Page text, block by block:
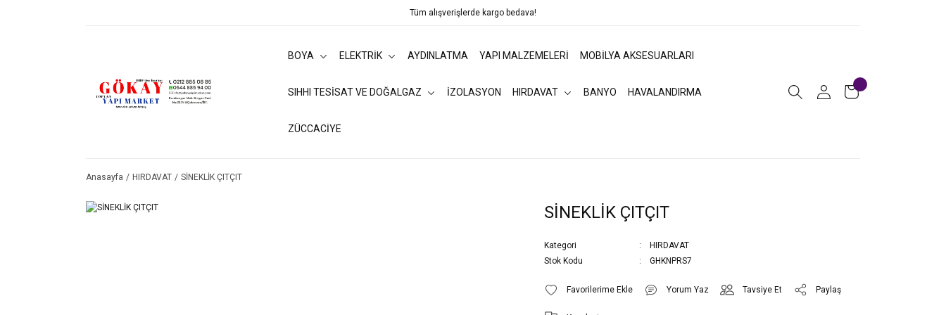
Tüm alışverişlerde kargo bedava!
BOYA ELEKTRİK AYDINLATMA YAPI MALZEMELERİ MOBİLYA AKSESUARLARI
SIHHI TESİSAT VE DOĞALGAZ İZOLASYON HIRDAVAT BANYO HAVALANDIRMA
ZÜCCACİYE
Anasayfa HIRDAVAT SİNEKLİK ÇITÇIT
SİNEKLİK ÇITÇIT
Kategori
HIRDAVAT
Stok Kodu
GHKNPRS7
Yorum Yaz Tavsiye Et Paylaş